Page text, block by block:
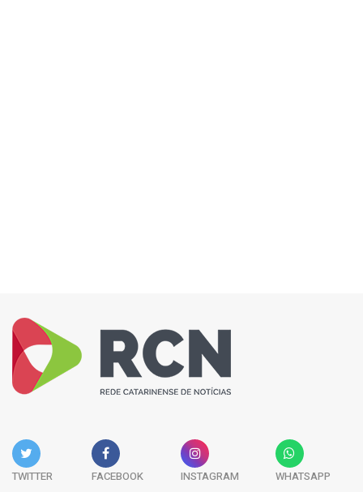
TWITTER FACEBOOK INSTAGRAM WHATSAPP